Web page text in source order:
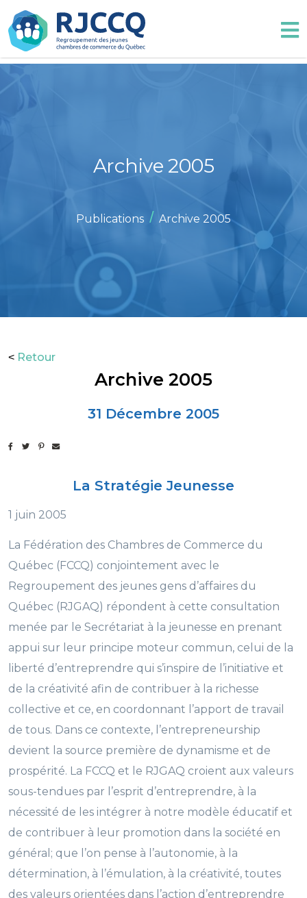
Archive 2005
Publications / Archive 2005
< Retour
Archive 2005
31 Décembre 2005
La Stratégie Jeunesse
1 juin 2005
La Fédération des Chambres de Commerce du
Québec (FCCQ) conjointement avec le
Regroupement des jeunes gens d’affaires du
Québec (RJGAQ) répondent à cette consultation
menée par le Secrétariat à la jeunesse en prenant
appui sur leur principe moteur commun, celui de la
liberté d’entreprendre qui s’inspire de l’initiative et
de la créativité afin de contribuer à la richesse
collective et ce, en coordonnant l’apport de travail
de tous. Dans ce contexte, l’entrepreneurship
devient la source première de dynamisme et de
prospérité. La FCCQ et le RJGAQ croient aux valeurs
sous-tendues par l’esprit d’entreprendre, à la
nécessité de les intégrer à notre modèle éducatif et
de contribuer à leur promotion dans la société en
général; que l’on pense à l’autonomie, à la
détermination, à l’émulation, à la créativité, toutes
des valeurs orientées dans l’action d’entreprendre